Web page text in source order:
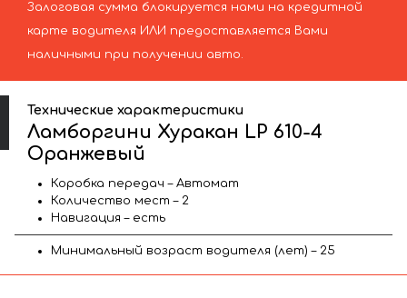
Залоговая сумма блокируется нами на кредитной
карте водителя ИЛИ предоставляется Вами
наличными при получении авто.
Технические характеристики
Ламборгини Хуракан LP 610-4
Оранжевый
Коробка передач – Автомат
Количество мест – 2
Навигация – есть
Минимальный возраст водителя (лет) – 25